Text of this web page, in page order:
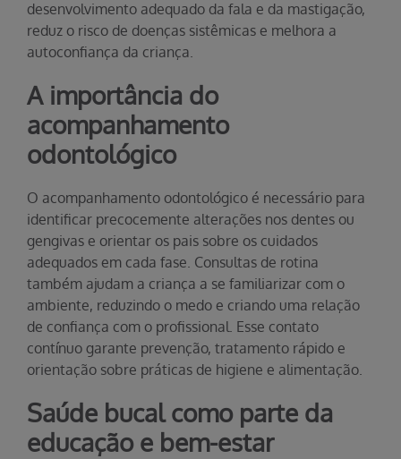
desenvolvimento adequado da fala e da mastigação,
reduz o risco de doenças sistêmicas e melhora a
autoconfiança da criança.
A importância do
acompanhamento
odontológico
O acompanhamento odontológico é necessário para
identificar precocemente alterações nos dentes ou
gengivas e orientar os pais sobre os cuidados
adequados em cada fase. Consultas de rotina
também ajudam a criança a se familiarizar com o
ambiente, reduzindo o medo e criando uma relação
de confiança com o profissional. Esse contato
contínuo garante prevenção, tratamento rápido e
orientação sobre práticas de higiene e alimentação.
Saúde bucal como parte da
educação e bem-estar